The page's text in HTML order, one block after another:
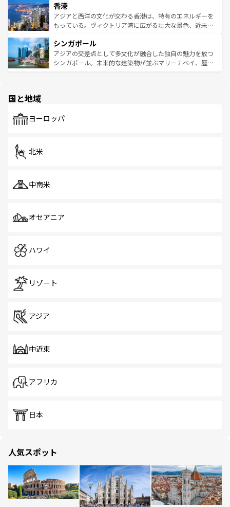
とつ。フォーやバインミー、ベトナムコーヒーなどは、ぜ
ひ現地で味わいたい。どの地域を訪れてもあたたかい人々
が旅行者を迎えてくれるので、きっと忘れられない旅にな
参照してほしい。
の活気が交差している。北部ではチェンマイなどの山岳地
帯で自然と触れ合い、南部ではプーケットやクラビの美し
いビーチでリゾート気分を楽しむことができる。タイ料理
激する。気候は一年中温暖で、どの季節にも異なる楽しみ
が待っている。親しみやすいタイの人々、仏教を中心とし
た文化、そして多様な観光資源が、訪れる旅人を魅了し続
香港
アジアと西洋の文化が交わる香港は、特有のエネルギーを
もっている。ヴィクトリア湾に広がる壮大な景色、近未来
み、どこを訪れても感動するはず。観光スポットが密集し
ており、効率よく見どころを回れるのも魅力。息をのむよ
うな絶景から文化的な体験まで、香港を存分に楽しみ尽く
シンガポール
アジアの交差点として多文化が融合した独自の魅力を放つ
シンガポール。未来的な建築物が並ぶマリーナベイ、歴史
で、ホーカーズは地元の風情を楽しめる外せないスポット
国と地域
ヨーロッパ
北米
中南米
オセアニア
ハワイ
リゾート
アジア
中近東
アフリカ
日本
人気スポット